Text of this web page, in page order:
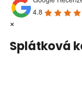
4.8
×
Splátková